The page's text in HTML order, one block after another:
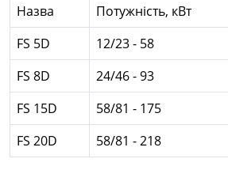
Назва Потужність, кВт
FS 5D
12/23 - 58
FS 8D
24/46 - 93
FS 15D
58/81 - 175
FS 20D
58/81 - 218